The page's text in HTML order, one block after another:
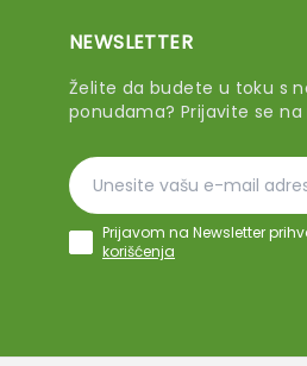
NEWSLETTER
Želite da budete u toku s
ponudama? Prijavite se
Prijavom na Newsletter
korišćenja